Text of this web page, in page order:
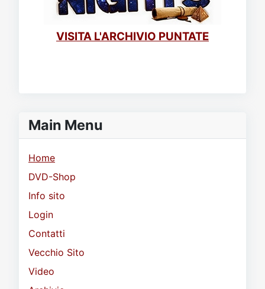
Main Menu
Home
DVD-Shop
Info sito
Login
Contatti
Vecchio Sito
Video
VISITA L'ARCHIVIO PUNTATE